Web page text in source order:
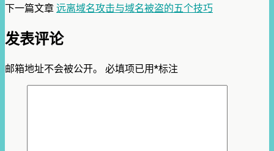
下一篇文章 远离域名攻击与域名被盗的五个技巧
发表评论
邮箱地址不会被公开。 必填项已用*标注